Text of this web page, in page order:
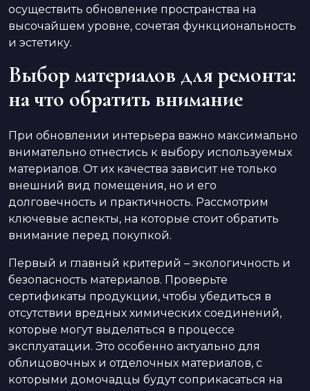
осуществить обновление пространства на
высочайшем уровне, сочетая функциональность
и эстетику.
Выбор материалов для ремонта:
на что обратить внимание
При обновлении интерьера важно максимально
внимательно отнестись к выбору используемых
материалов. От их качества зависит не только
внешний вид помещения, но и его
долговечность и практичность. Рассмотрим
ключевые аспекты, на которые стоит обратить
внимание перед покупкой.
Первый и главный критерий – экологичность и
безопасность материалов. Проверьте
сертификаты продукции, чтобы убедиться в
отсутствии вредных химических соединений,
которые могут выделяться в процессе
эксплуатации. Это особенно актуально для
облицовочных и отделочных материалов, с
которыми домочадцы будут соприкасаться на